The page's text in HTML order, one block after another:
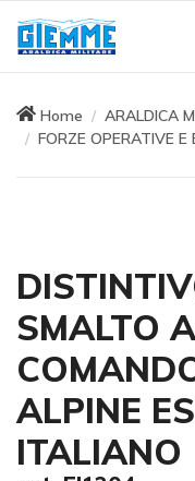
Home ARALDICA
FORZE OPERATIVE E
SMALTO
ALPINE
ITALIANO